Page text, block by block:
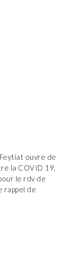
ouvre de
la COVID 19,
le rdv de
rappel de